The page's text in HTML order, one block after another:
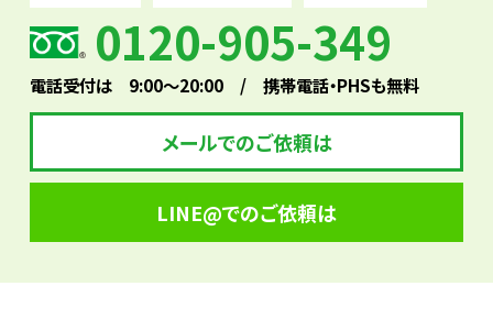
0120-905-349
電話受付は 9:00～20:00 / 携帯電話・PHSも無料
メールでのご依頼は
LINE@でのご依頼は